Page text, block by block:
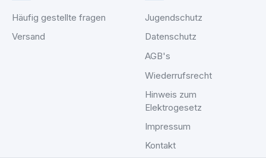
Häufig gestellte fragen
Versand
Jugendschutz
Datenschutz
AGB's
Wiederrufsrecht
Hinweis zum
Elektrogesetz
Impressum
Kontakt